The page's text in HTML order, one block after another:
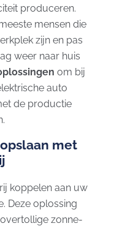
produceren.
mensen die
zijn en pas
weer naar huis
om bij
auto
de productie
met
koppelen aan uw
Deze oplossing
zonne-